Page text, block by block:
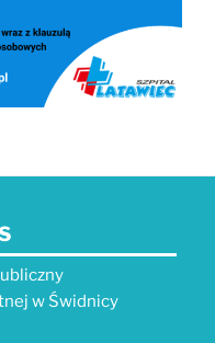
w Świdnicy